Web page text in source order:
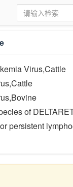
Virus,Cattle
of
persistent